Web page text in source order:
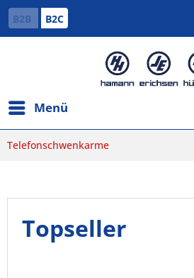
B2B B2C
Menü
Telefonschwenkarme
Topseller